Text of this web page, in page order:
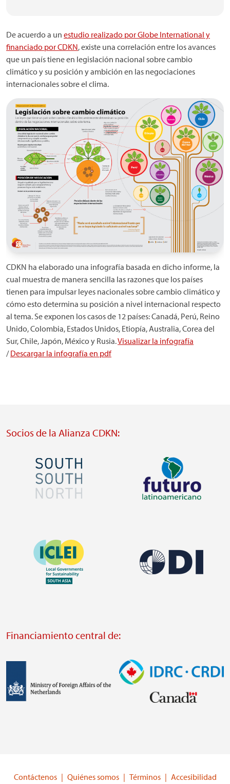
De acuerdo a un estudio realizado por Globe International y
financiado por CDKN, existe una correlación entre los avances
que un país tiene en legislación nacional sobre cambio
climático y su posición y ambición en las negociaciones
internacionales sobre el clima.
CDKN ha elaborado una infografía basada en dicho informe, la
cual muestra de manera sencilla las razones que los países
tienen para impulsar leyes nacionales sobre cambio climático y
cómo esto determina su posición a nivel internacional respecto
al tema. Se exponen los casos de 12 países: Canadá, Perú, Reino
Unido, Colombia, Estados Unidos, Etiopía, Australia, Corea del
Sur, Chile, Japón, México y Rusia.Visualizar la infografía
/Descargar la infografía en pdf
Socios de la Alianza CDKN:
Imagen
website
https://southsouthnorth.org/
Imagen
website
https://www.ffla.net/
Imagen
website
Imagen
Financiamiento central de:
of-
Imagen
Contáctenos
Quiénes somos Términos Accesibilidad